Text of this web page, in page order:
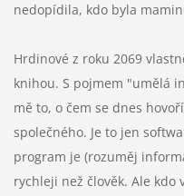
nedopídila, kdo byla
Hrdinové z roku 2069
knihou. S pojmem "umělá
mě to, o čem se dnes
společného. Je to jen
program je (rozuměj
rychleji než člověk. Ale kdo